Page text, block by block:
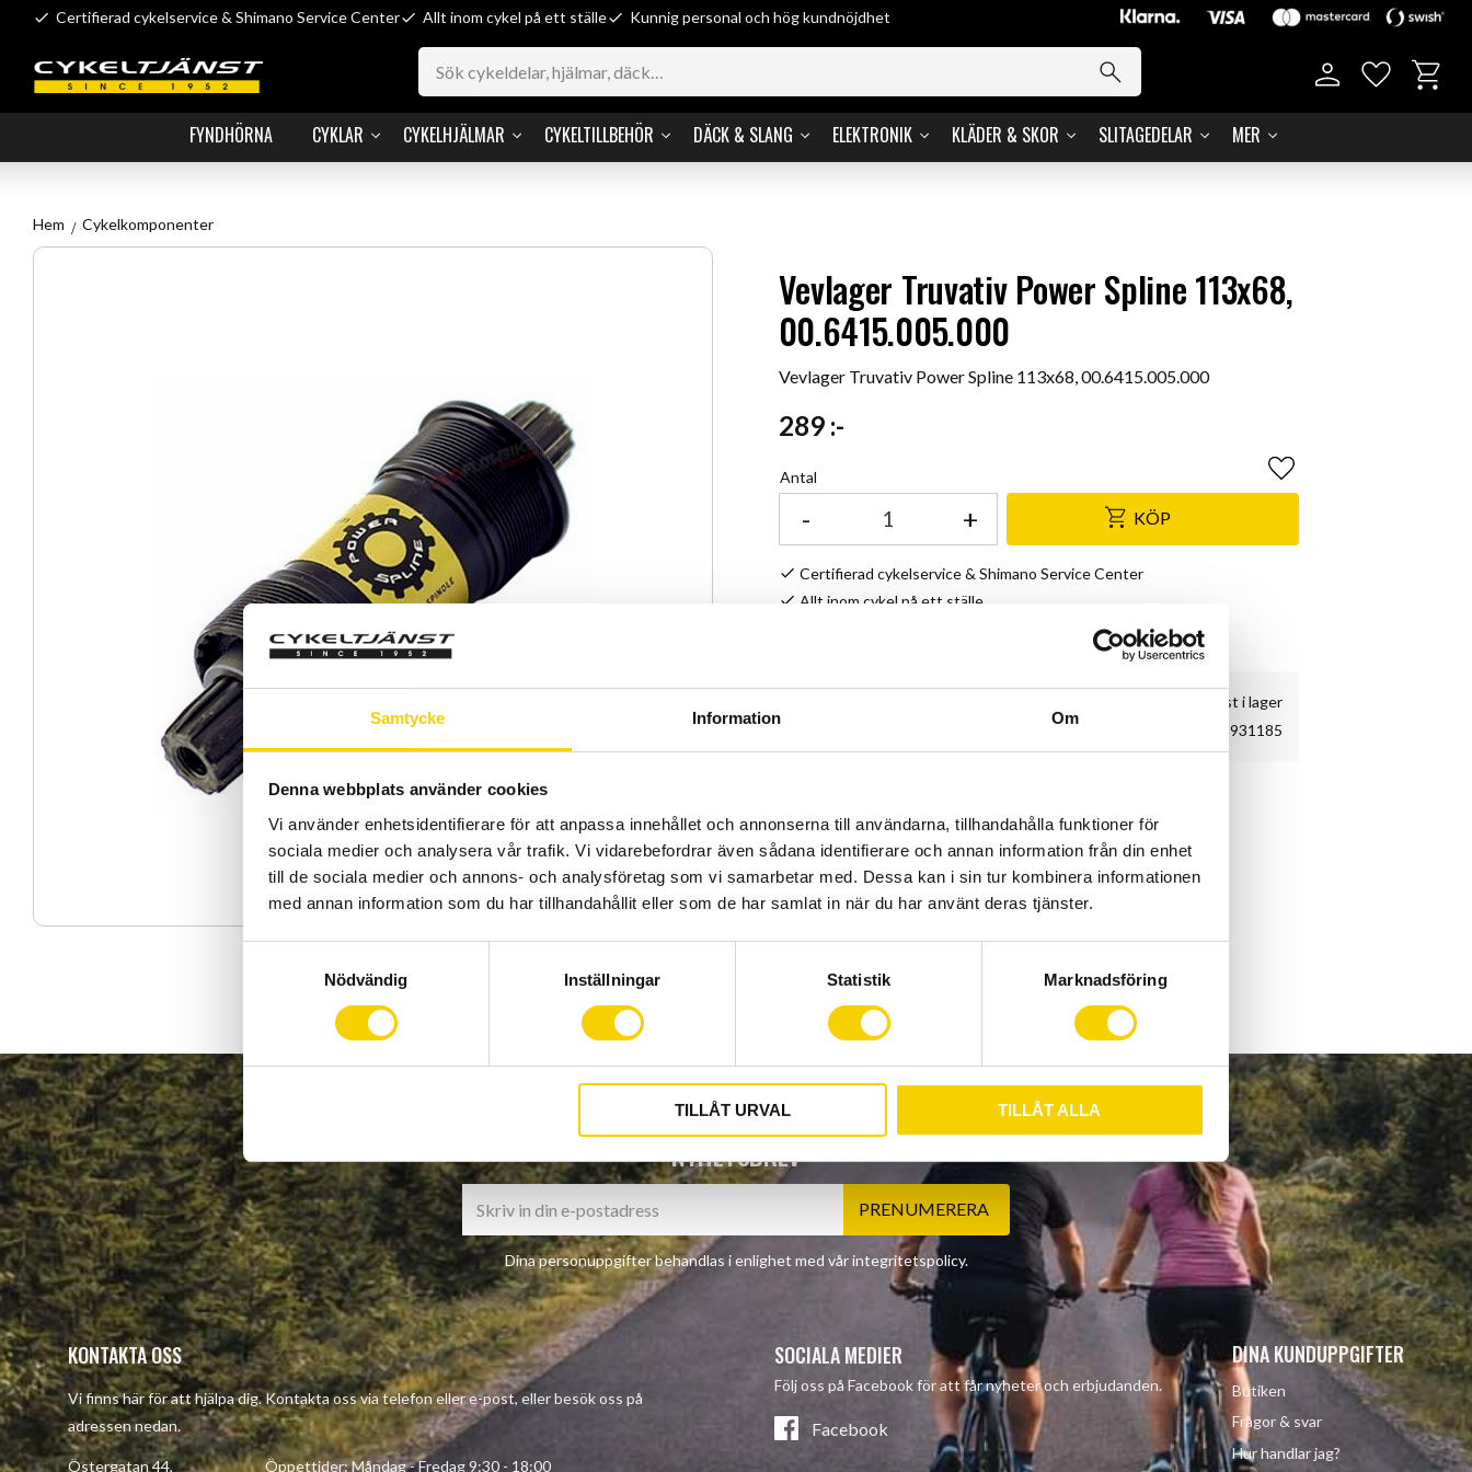
Samtycke Information Om
Denna webbplats använder cookies
Vi använder enhetsidentifierare för att anpassa innehållet och annonserna till användarna, tillhandahålla funktioner för
sociala medier och analysera vår trafik. Vi vidarebefordrar även sådana identifierare och annan information från din enhet
till de sociala medier och annons- och analysföretag som vi samarbetar med. Dessa kan i sin tur kombinera informationen
med annan information som du har tillhandahållit eller som de har samlat in när du har använt deras tjänster.
y
c
k
e
s
v
a
l
Nödvändig Inställningar Statistik Marknadsföring
TILLÅT URVAL TILLÅT ALLA
Certifierad cykelservice & Shimano Service Center Allt inom cykel på ett ställe Kunnig personal och hög kundnöjdhet
FYNDHÖRNA CYKLAR CYKELHJÄLMAR CYKELTILLBEHÖR DÄCK & SLANG ELEKTRONIK KLÄDER & SKOR SLITAGEDELAR MER
Favoriter
Hem Cykelkomponenter
Vevlager Truvativ Power Spline 113x68,
00.6415.005.000
Vevlager Truvativ Power Spline 113x68, 00.6415.005.000
289:-
Antal
+
- KÖP
Lägg till i favoriter
Certifierad cykelservice & Shimano Service Center
Allt inom cykel på ett ställe
2 st i lager
931185
NYHETSBREV
PRENUMERERA
Dina personuppgifter behandlas i enlighet med vårintegritetspolicy.
KONTAKTA OSS
Vi finns här för att hjälpa dig. Kontakta oss via telefon eller e-post, eller besök oss på
adressen nedan.
Östergatan 44, Öppettider: Måndag - Fredag 9:30 - 18:00
SOCIALA MEDIER
Följ oss på Facebook för att får nyheter och erbjudanden.
Facebook
DINA KUNDUPPGIFTER
Butiken
Frågor & svar
Hur handlar jag?